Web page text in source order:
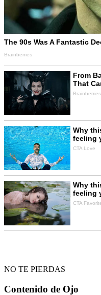
NO TE PIERDAS
Contenido de Ojo